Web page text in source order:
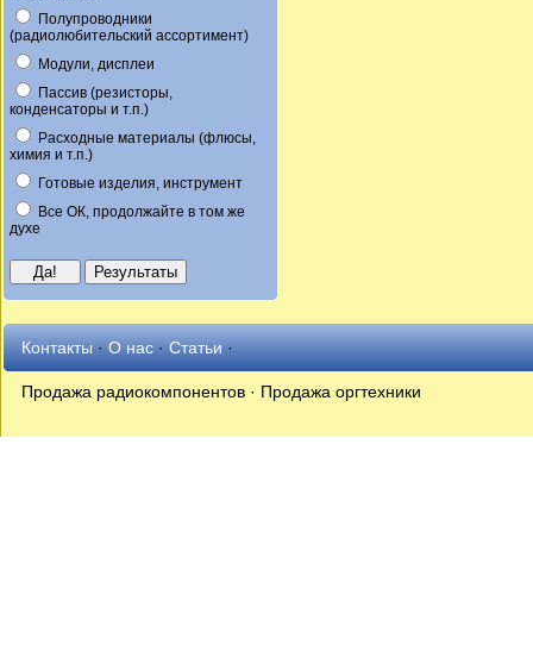
Полупроводники
(радиолюбительский ассортимент)
Модули, дисплеи
Пассив (резисторы,
конденсаторы и т.п.)
Расходные материалы (флюсы,
химия и т.п.)
Готовые изделия, инструмент
Все ОК, продолжайте в том же
духе
Контакты·О нас·Статьи·
Продажа радиокомпонентов · Продажа оргтехники